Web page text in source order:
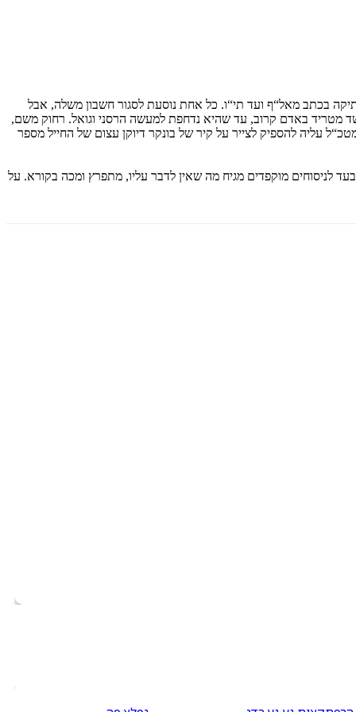
בכתב מאל“ף ועד תי“ו. כל אחת נוסעת לסגור חשבון משלה, אבל
מטריד באדם קרוב, עד שהיא נדחפת למעשה הרסני וגואל. רחוק משם,
עליה להספיק לצייר על קיר של בונקר דיוקן עצום של החייל מספר
לניסוחים מוקפדים מגיח מה שאין לדבר עליו, מתפרץ ומכה בקורא. על